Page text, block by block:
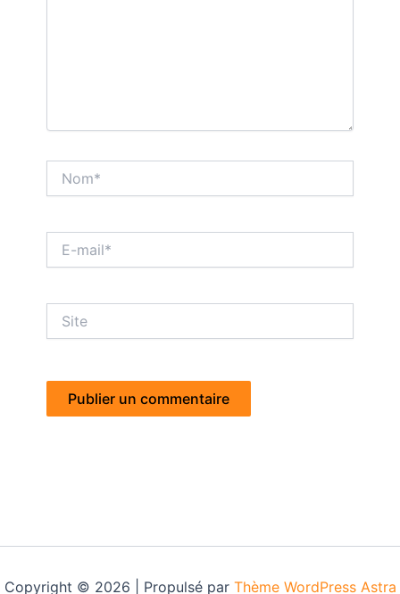
mail*
Copyright © 2026 | Propulsé par Thème WordPress Astra